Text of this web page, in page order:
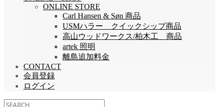
ONLINE STORE
Carl Hansen & Søn 商品
USMハラー クイックシップ商品
高山ウッドワークス/柏木工 商品
artek 照明
離島追加料金
CONTACT
会員登録
ログイン